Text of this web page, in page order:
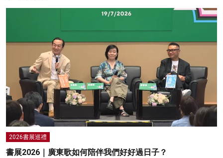
2026書展巡禮
書展2026｜廣東歌如何陪伴我們好好過日子？